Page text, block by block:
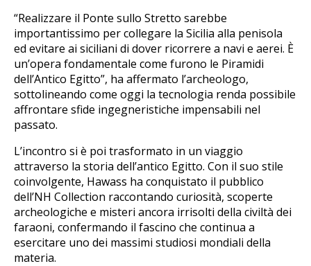
“Realizzare il Ponte sullo Stretto sarebbe
importantissimo per collegare la Sicilia alla penisola
ed evitare ai siciliani di dover ricorrere a navi e aerei. È
un’opera fondamentale come furono le Piramidi
dell’Antico Egitto”, ha affermato l’archeologo,
sottolineando come oggi la tecnologia renda possibile
affrontare sfide ingegneristiche impensabili nel
passato.
L’incontro si è poi trasformato in un viaggio
attraverso la storia dell’antico Egitto. Con il suo stile
coinvolgente, Hawass ha conquistato il pubblico
dell’NH Collection raccontando curiosità, scoperte
archeologiche e misteri ancora irrisolti della civiltà dei
faraoni, confermando il fascino che continua a
esercitare uno dei massimi studiosi mondiali della
materia.